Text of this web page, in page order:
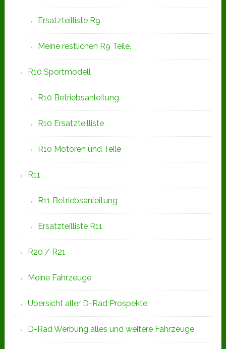
Ersatzteilliste R9
Meine restlichen R9 Teile.
R10 Sportmodell
R10 Betriebsanleitung
R10 Ersatzteilliste
R10 Motoren und Teile
R11
R11 Betriebsanleitung
Ersatzteilliste R11
R20 / R21
Meine Fahrzeuge
Übersicht aller D-Rad Prospekte
D-Rad Werbung alles und weitere Fahrzeuge